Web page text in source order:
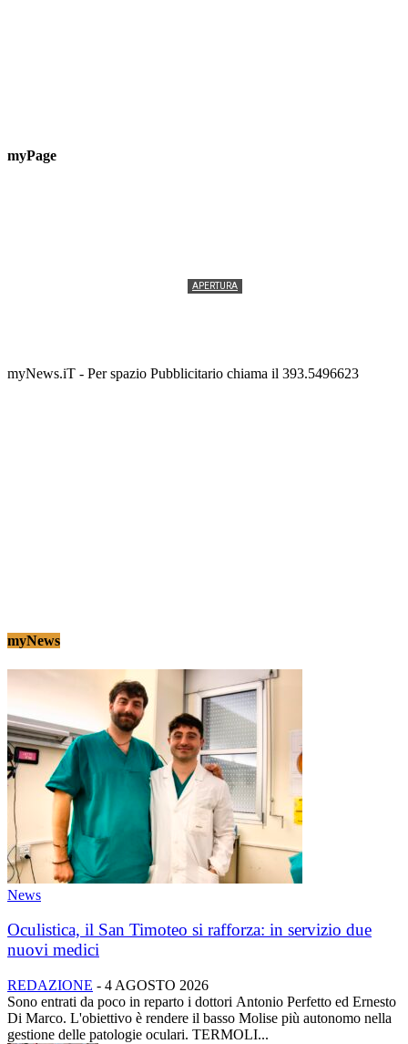
myPage
APERTURA
myNews.iT - Per spazio Pubblicitario chiama il 393.5496623
myNews
News
Oculistica, il San Timoteo si rafforza: in servizio due
nuovi medici
REDAZIONE - 4 AGOSTO 2026
Sono entrati da poco in reparto i dottori Antonio Perfetto ed Ernesto
Di Marco. L'obiettivo è rendere il basso Molise più autonomo nella
gestione delle patologie oculari. TERMOLI...